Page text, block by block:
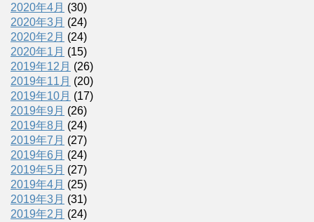
2020年4月 (30)
2020年3月 (24)
2020年2月 (24)
2020年1月 (15)
2019年12月 (26)
2019年11月 (20)
2019年10月 (17)
2019年9月 (26)
2019年8月 (24)
2019年7月 (27)
2019年6月 (24)
2019年5月 (27)
2019年4月 (25)
2019年3月 (31)
2019年2月 (24)